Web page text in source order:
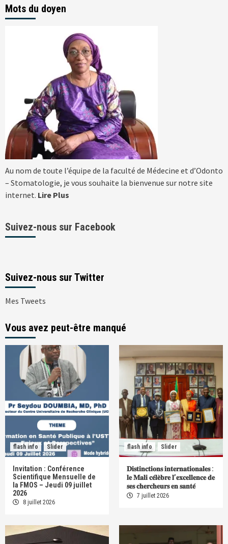
Mots du doyen
Au nom de toute l’équipe de la faculté de Médecine et d’Odonto
– Stomatologie, je vous souhaite la bienvenue sur notre site
internet. Lire Plus
Suivez-nous sur Facebook
Suivez-nous sur Twitter
Mes Tweets
Vous avez peut-être manqué
flash info Slider
Invitation : Conférence
Scientifique Mensuelle de
la FMOS – Jeudi 09 juillet
2026
8 juillet 2026
flash info Slider
𝐃𝐢𝐬𝐭𝐢𝐧𝐜𝐭𝐢𝐨𝐧𝐬 𝐢𝐧𝐭𝐞𝐫𝐧𝐚𝐭𝐢𝐨𝐧𝐚𝐥𝐞𝐬 :
𝐥𝐞 𝐌𝐚𝐥𝐢 𝐜𝐞́𝐥𝐞̀𝐛𝐫𝐞 𝐥’𝐞𝐱𝐜𝐞𝐥𝐥𝐞𝐧𝐜𝐞 𝐝𝐞
𝐬𝐞𝐬 𝐜𝐡𝐞𝐫𝐜𝐡𝐞𝐮𝐫𝐬 𝐞𝐧 𝐬𝐚𝐧𝐭𝐞́
7 juillet 2026